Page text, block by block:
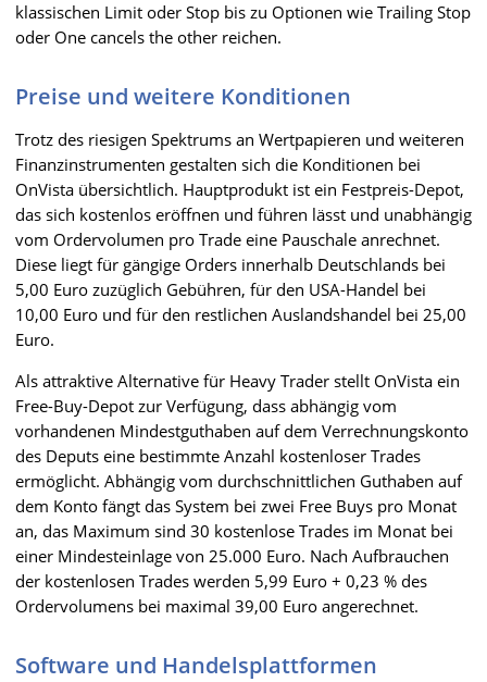
klassischen Limit oder Stop bis zu Optionen wie Trailing Stop
oder One cancels the other reichen.
Preise und weitere Konditionen
Trotz des riesigen Spektrums an Wertpapieren und weiteren
Finanzinstrumenten gestalten sich die Konditionen bei
OnVista übersichtlich. Hauptprodukt ist ein Festpreis-Depot,
das sich kostenlos eröffnen und führen lässt und unabhängig
vom Ordervolumen pro Trade eine Pauschale anrechnet.
Diese liegt für gängige Orders innerhalb Deutschlands bei
5,00 Euro zuzüglich Gebühren, für den USA-Handel bei
10,00 Euro und für den restlichen Auslandshandel bei 25,00
Euro.
Als attraktive Alternative für Heavy Trader stellt OnVista ein
Free-Buy-Depot zur Verfügung, dass abhängig vom
vorhandenen Mindestguthaben auf dem Verrechnungskonto
des Deputs eine bestimmte Anzahl kostenloser Trades
ermöglicht. Abhängig vom durchschnittlichen Guthaben auf
dem Konto fängt das System bei zwei Free Buys pro Monat
an, das Maximum sind 30 kostenlose Trades im Monat bei
einer Mindesteinlage von 25.000 Euro. Nach Aufbrauchen
der kostenlosen Trades werden 5,99 Euro + 0,23 % des
Ordervolumens bei maximal 39,00 Euro angerechnet.
Software und Handelsplattformen